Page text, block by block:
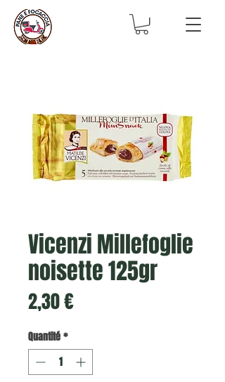
Vicenzi Millefoglie
noisette 125gr
2,30 €Prix
Quantité*